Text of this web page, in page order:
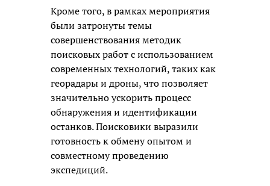
Кроме того, в рамках мероприятия
были затронуты темы
совершенствования методик
поисковых работ с использованием
современных технологий, таких как
георадары и дроны, что позволяет
значительно ускорить процесс
обнаружения и идентификации
останков. Поисковики выразили
готовность к обмену опытом и
совместному проведению
экспедиций.